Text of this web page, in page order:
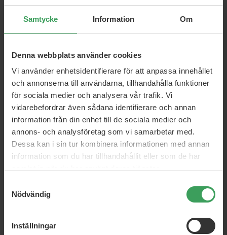
Samtycke Information Om
Denna webbplats använder cookies
Vi använder enhetsidentifierare för att anpassa innehållet
och annonserna till användarna, tillhandahålla funktioner
för sociala medier och analysera vår trafik. Vi
vidarebefordrar även sådana identifierare och annan
information från din enhet till de sociala medier och
annons- och analysföretag som vi samarbetar med.
Dessa kan i sin tur kombinera informationen med annan
information som du har tillhandahållit eller som de har
Nödvändig
Inställningar
Permanent hårfärg
Hitta den nyans som passar dig i vårt omfattande sortiment
av permanenta hårfärger. Vi har de bästa permanenta
vackra rosa och underbara blondiner med vår permanenta
lysande hårfärg. Hitta din nya look från varumärken som
Wella Professionals, L'oreal Professionnel.
Professionella permanenta hårfärger för hemmet. Få också
din önskade ljusblonda nyans med våra hårfärger och täck
dina gråa hår och rötter med en root cover-up spray. Vi har
även något för dig som bara vill experimentera och prova nya
färger eller bara behålla den en kort stund. Permanenta
hårfärger är ett perfekt alternativ i båda fallen, du kan välja
mellan många olika hårfärger.